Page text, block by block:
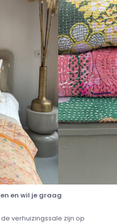
en wil je graag
verhuizingssale zijn op